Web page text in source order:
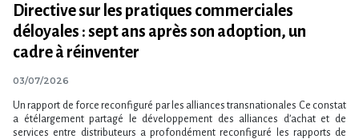
Directive sur les pratiques commerciales
déloyales : sept ans après son adoption, un
cadre à réinventer
03/07/2026
Un rapport de force reconfiguré par les alliances transnationales Ce constat
a étélargement partagé le développement des alliances d’achat et de
services entre distributeurs a profondément reconfiguré les rapports de